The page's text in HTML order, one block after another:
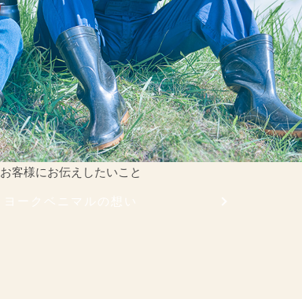
お客様にお伝えしたいこと
ヨークベニマルの想い